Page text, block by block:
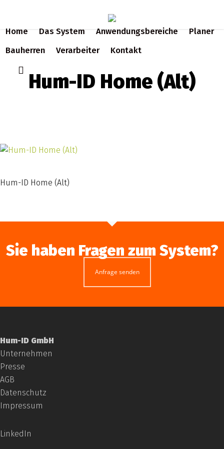
main
content
Home Das System Anwendungsbereiche
Planer
Bauherren
Verarbeiter Kontakt
Hum-ID Home (Alt)
Hum-ID Home (Alt)
Sie haben Fragen zum System?
Anfrage senden
Hum-ID GmbH
Unternehmen
Presse
AGB
Datenschutz
Impressum
LinkedIn